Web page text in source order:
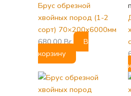
Брус обрезной
хвойных пород (1-2
сорт) 70×200х6000мм
680,00Br
В
корзину